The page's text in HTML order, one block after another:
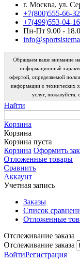
г. Москва, ул.
+7(800)555-66-
+7(499)553-04-16
Пн-Пт 9.00 -
Обращаем ваше внимание
информационный
офертой, определяемой
информации о технических
услуг, пожалуйста,
Найти
Корзина
Корзина
Корзина пуста
Корзина Оформить
Отложенные товары
Сравнить
Аккаунт
Учетная запись
Заказы
Список
Отложенные
Отслеживание заказа
Отслеживание заказа
ВойтиРегистрация